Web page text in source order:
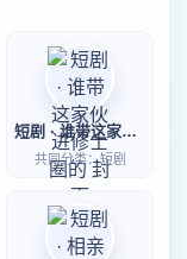
短剧 · 谁带这家伙进修士圈的
共同分类：短剧